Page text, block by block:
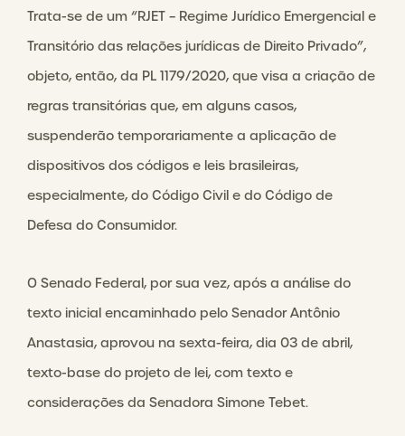
Trata-se de um “RJET – Regime Jurídico Emergencial e
Transitório das relações jurídicas de Direito Privado”,
objeto, então, da PL 1179/2020, que visa a criação de
regras transitórias que, em alguns casos,
suspenderão temporariamente a aplicação de
dispositivos dos códigos e leis brasileiras,
especialmente, do Código Civil e do Código de
Defesa do Consumidor.
O Senado Federal, por sua vez, após a análise do
texto inicial encaminhado pelo Senador Antônio
Anastasia, aprovou na sexta-feira, dia 03 de abril,
texto-base do projeto de lei, com texto e
considerações da Senadora Simone Tebet.